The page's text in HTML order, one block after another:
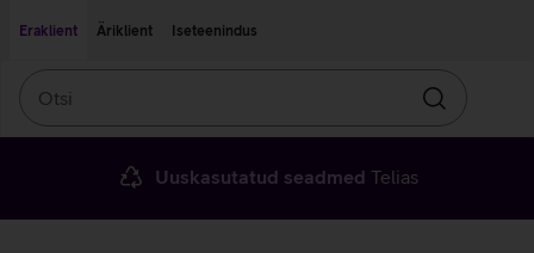
Eraklient
Äriklient Iseteenindus
Otsin
Uuskasutatud seadmed Telias